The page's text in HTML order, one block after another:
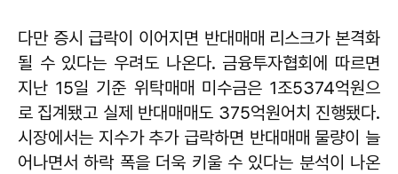
다만 증시 급락이 이어지면 반대매매 리스크가 본격화
될 수 있다는 우려도 나온다. 금융투자협회에 따르면
지난 15일 기준 위탁매매 미수금은 1조5374억원으
로 집계됐고 실제 반대매매도 375억원어치 진행됐다.
시장에서는 지수가 추가 급락하면 반대매매 물량이 늘
어나면서 하락 폭을 더욱 키울 수 있다는 분석이 나온